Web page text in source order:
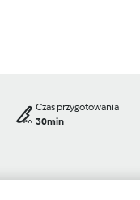
Czas przygotowania
30min